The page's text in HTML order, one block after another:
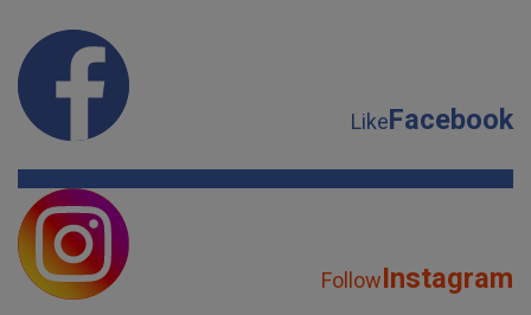
LikeFacebook
FollowInstagram